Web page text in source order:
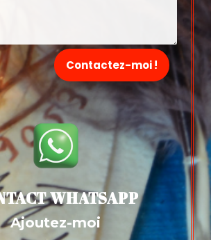
Contactez-moi !
WHATSAPP
Ajoutez-moi